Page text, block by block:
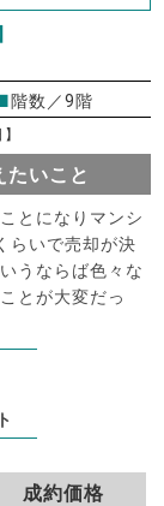
階数／9階
いこと
とになりマンシ
らいで売却が決
うならば色々な
とが大変だっ
成約価格